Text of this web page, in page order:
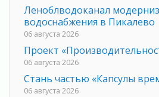
Леноблводоканал
водоснабжения в Пикалево
06 августа 2026
Проект
06 августа 2026
Стань частью «Капсулы
06 августа 2026